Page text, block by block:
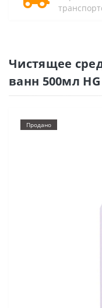
Чистящее
ванн 500мл HG
Продано